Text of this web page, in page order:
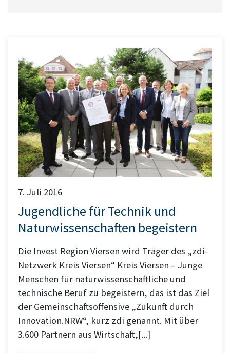
7. Juli 2016
Jugendliche für Technik und
Naturwissenschaften begeistern
Die Invest Region Viersen wird Träger des „zdi-
Netzwerk Kreis Viersen“ Kreis Viersen – Junge
Menschen für naturwissenschaftliche und
technische Beruf zu begeistern, das ist das Ziel
der Gemeinschafts­offensive „Zukunft durch
Innovation.NRW“, kurz zdi genannt. Mit über
3.600 Partnern aus Wirtschaft,[...]